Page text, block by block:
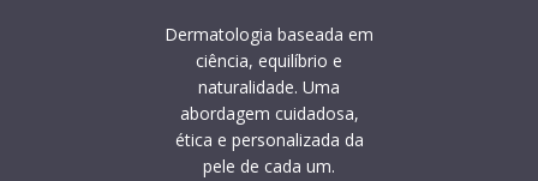
Dermatologia baseada em
ciência, equilíbrio e
naturalidade. Uma
abordagem cuidadosa,
ética e personalizada da
pele de cada um.